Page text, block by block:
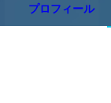
プロフィール